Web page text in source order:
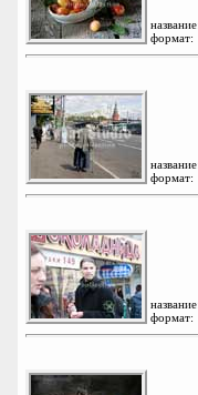
формат:
формат:
формат: